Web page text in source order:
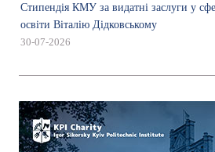
Стипендія КМУ за видатні заслуги у
освіти Віталію Дідковському
30-07-2026